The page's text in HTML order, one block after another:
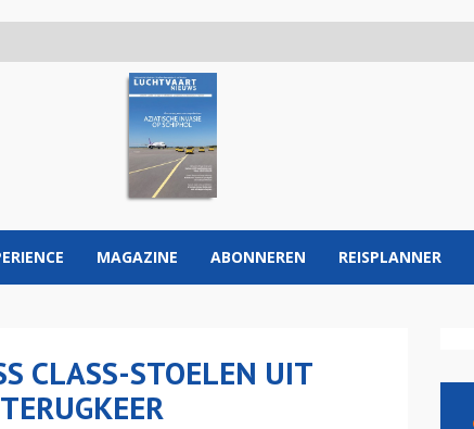
MAGAZINE ABONNEREN REISPLANNER
CLASS-STOELEN UIT